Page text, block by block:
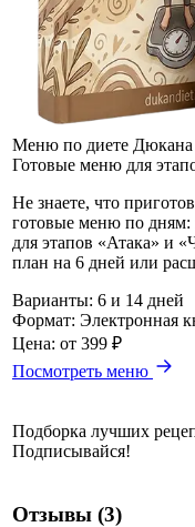
Меню по диете Дюкана
Готовые меню для
Не знаете, что
готовые меню по дням:
для этапов «Атака» и
план на 6 дней или
Варианты: 6 и 14 дней
Формат: Электронная
Цена: от 399 ₽
Посмотреть меню
Подборка лучших
Подписывайся!
Отзывы (3)